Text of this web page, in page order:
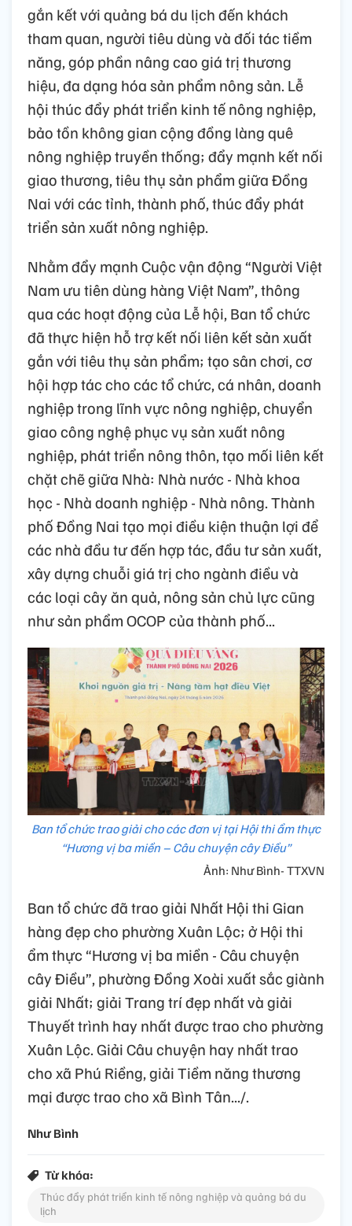
gắn kết với quảng bá du lịch đến khách
tham quan, người tiêu dùng và đối tác tiềm
năng, góp phần nâng cao giá trị thương
hiệu, đa dạng hóa sản phẩm nông sản. Lễ
hội thúc đẩy phát triển kinh tế nông nghiệp,
bảo tồn không gian cộng đồng làng quê
nông nghiệp truyền thống; đẩy mạnh kết nối
giao thương, tiêu thụ sản phẩm giữa Đồng
Nai với các tỉnh, thành phố, thúc đẩy phát
triển sản xuất nông nghiệp.
Nhằm đẩy mạnh Cuộc vận động “Người Việt
Nam ưu tiên dùng hàng Việt Nam”, thông
qua các hoạt động của Lễ hội, Ban tổ chức
đã thực hiện hỗ trợ kết nối liên kết sản xuất
gắn với tiêu thụ sản phẩm; tạo sân chơi, cơ
hội hợp tác cho các tổ chức, cá nhân, doanh
nghiệp trong lĩnh vực nông nghiệp, chuyển
giao công nghệ phục vụ sản xuất nông
nghiệp, phát triển nông thôn, tạo mối liên kết
chặt chẽ giữa Nhà: Nhà nước - Nhà khoa
học - Nhà doanh nghiệp - Nhà nông. Thành
phố Đồng Nai tạo mọi điều kiện thuận lợi để
các nhà đầu tư đến hợp tác, đầu tư sản xuất,
xây dựng chuỗi giá trị cho ngành điều và
các loại cây ăn quả, nông sản chủ lực cũng
như sản phẩm OCOP của thành phố...
Ban tổ chức trao giải cho các đơn vị tại Hội thi ẩm thực
“Hương vị ba miền – Câu chuyện cây Điều”
Ảnh: Như Bình- TTXVN
Ban tổ chức đã trao giải Nhất Hội thi Gian
hàng đẹp cho phường Xuân Lộc; ở Hội thi
ẩm thực “Hương vị ba miền - Câu chuyện
cây Điều”, phường Đồng Xoài xuất sắc giành
giải Nhất; giải Trang trí đẹp nhất và giải
Thuyết trình hay nhất được trao cho phường
Xuân Lộc. Giải Câu chuyện hay nhất trao
cho xã Phú Riềng, giải Tiềm năng thương
mại được trao cho xã Bình Tân.../.
Như Bình
Từ khóa:
Thúc đẩy phát triển kinh tế nông nghiệp và quảng bá du
lịch